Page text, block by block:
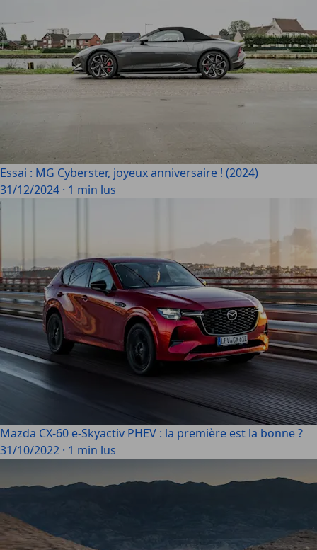
Essai : MG Cyberster, joyeux anniversaire ! (2024)
31/12/2024 · 1 min lus
Mazda CX-60 e-Skyactiv PHEV : la première est la bonne ?
31/10/2022 · 1 min lus